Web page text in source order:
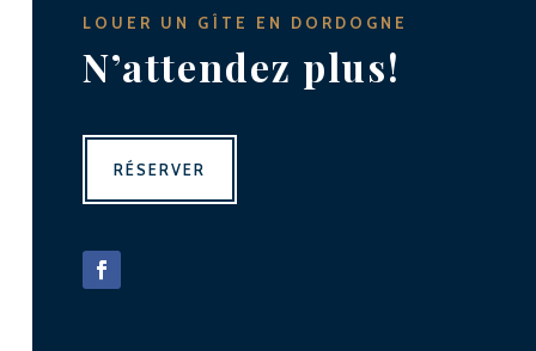
LOUER UN GÎTE EN DORDOGNE
N’attendez plus!
RÉSERVER